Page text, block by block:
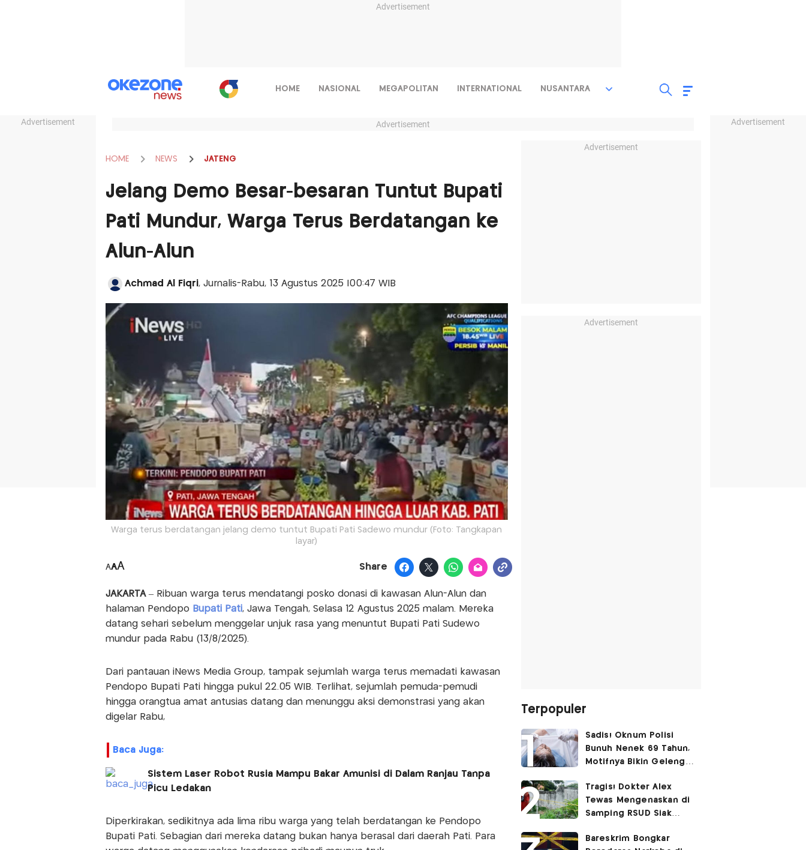
Advertisement
Advertisement Advertisement
HOME NASIONAL MEGAPOLITAN INTERNATIONAL NUSANTARA
Advertisement
HOME NEWS JATENG
Jelang Demo Besar-besaran Tuntut Bupati
Pati Mundur, Warga Terus Berdatangan ke
Alun-Alun
Achmad Al Fiqri, Jurnalis-Rabu, 13 Agustus 2025 |00:47 WIB
Warga terus berdatangan jelang demo tuntut Bupati Pati Sadewo mundur (Foto: Tangkapan
layar)
AAA Share
JAKARTA – Ribuan warga terus mendatangi posko donasi di kawasan Alun-Alun dan
halaman Pendopo Bupati Pati, Jawa Tengah, Selasa 12 Agustus 2025 malam. Mereka
datang sehari sebelum menggelar unjuk rasa yang menuntut Bupati Pati Sudewo
mundur pada Rabu (13/8/2025).
Dari pantauan iNews Media Group, tampak sejumlah warga terus memadati kawasan
Pendopo Bupati Pati hingga pukul 22.05 WIB. Terlihat, sejumlah pemuda-pemudi
hingga orangtua amat antusias datang dan menunggu aksi demonstrasi yang akan
digelar Rabu,
Baca Juga:
Sistem Laser Robot Rusia Mampu Bakar Amunisi di Dalam Ranjau Tanpa
Picu Ledakan
Diperkirakan, sedikitnya ada lima ribu warga yang telah berdatangan ke Pendopo
Bupati Pati. Sebagian dari mereka datang bukan hanya berasal dari daerah Pati. Para
Advertisement
Advertisement
Terpopuler
Sadis! Oknum Polisi
Bunuh Nenek 69 Tahun,
Motifnya Bikin Geleng
Tragis! Dokter Alex
Tewas Mengenaskan di
Samping RSUD Siak
Rocuronium
Bareskrim Bongkar